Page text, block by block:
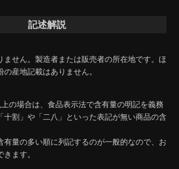
記述解説
ません。製造者または販売者の所在地です。ほ
産地記載はありません。
の場合は、食品表示法で含有量の明記を義務
十割」や「二八」といった表記が無い商品の含
有量の多い順に列記するのが一般的なので、お
ます。